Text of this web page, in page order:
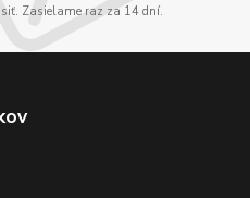
Zasielame raz za 14 dní.